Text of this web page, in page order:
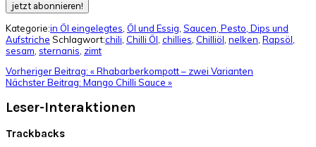
Kategorie:in Öl eingelegtes Öl und Essig Saucen, Pesto, Dips und
Aufstriche Schlagwort:chili Chilli Öl chillies Chilliöl nelken Rapsöl
sesam sternanis zimt
Vorheriger Beitrag: « Rhabarberkompott – zwei Varianten
Nächster Beitrag: Mango Chilli Sauce »
Leser-Interaktionen
Trackbacks